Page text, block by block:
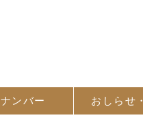
ナンバー おしらせ・